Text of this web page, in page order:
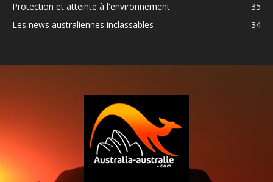
Protection et atteinte à l'environnement
35
Les news australiennes inclassables
34